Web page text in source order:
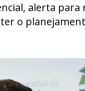
alerta
o